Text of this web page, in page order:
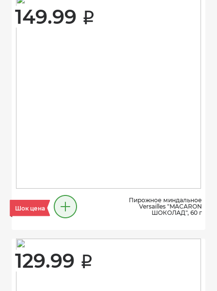
149.99 i
Шок цена
Пирожное миндальное
Versailles "MACARON
ШОКОЛАД", 60 г
129.99 i